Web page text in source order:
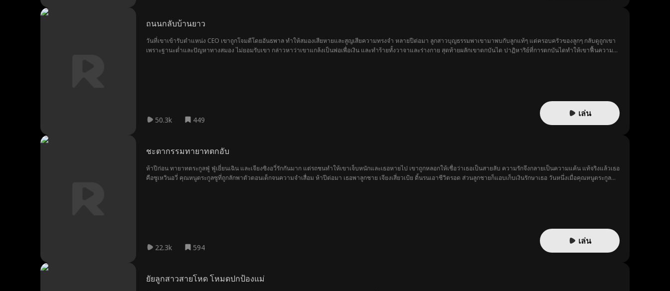
ถนนกลับบ้านยาว
วันที่เขาเข้ารับตำแหน่ง CEO เขาถูกโจมตีโดยอันธพาล ทำให้สมองเสียหายและสูญเสียความทรงจำ หลายปีต่อมา ลูกสาวบุญธรรมพาเขามาพบกับลูกแท้ๆ แต่ครอบครัวของลูกๆ กลับดูถูกเขา
เพราะฐานะต่ำและปัญหาทางสมอง ไม่ยอมรับเขา กล่าวหาว่าเขาแกล้งเป็นพ่อเพื่อเงิน และทำร้ายทั้งวาจาและร่างกาย สุดท้ายผลักเขาตกบันได ปาฏิหาริย์ที่การตกบันไดทำให้เขาฟื้นความ
50.3k 449
เล่น
ชะตากรรมทายาทตกอับ
ห้าปีก่อน ทายาทตระกูลฟู่ ฟู่เยี่ยนเฉิน และเจียงซิงอวี่รักกันมาก แต่รถชนทำให้เขาเจ็บหนักและเธอหายไป เขาถูกหลอกให้เชื่อว่าเธอเป็นสายลับ ความรักจึงกลายเป็นความแค้น แท้จริงแล้วเธอ
คือซูเหวินอวี่ คุณหนูตระกูลซูที่ถูกลักพาตัวตอนเด็กจนความจำเสื่อม ห้าปีต่อมา เธอพาลูกชาย เจียงเสี่ยวเป้ย ดิ้นรนเอาชีวิตรอด ส่วนลูกชายก็แอบเก็บเงินรักษาเธอ วันหนึ่งเมื่อคุณหนูตระกูล
22.3k 594
เล่น
ยัยลูกสาวสายโหด โหมดปกป้องแม่